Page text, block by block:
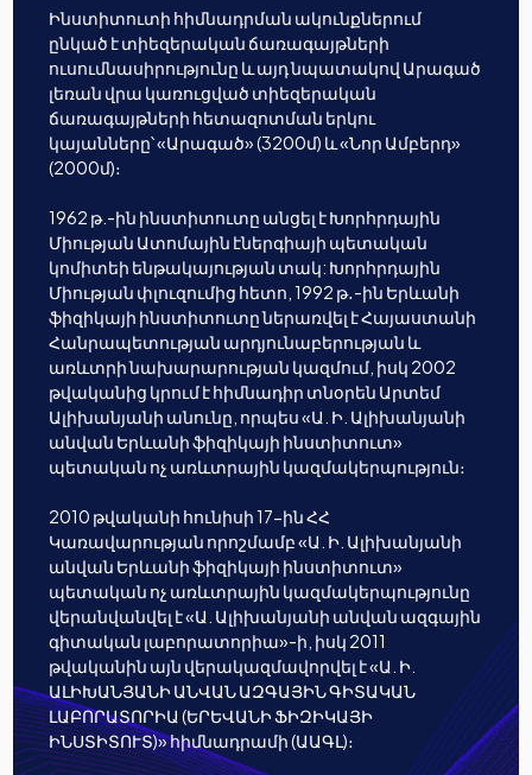
Ինստիտուտի հիմնադրման ակունքներում
ընկած է տիեզերական ճառագայթների
ուսումնասիրությունը և այդ նպատակով Արագած
լեռան վրա կառուցված տիեզերական
ճառագայթների հետազոտման երկու
կայանները՝ «Արագած» (3200մ) և «Նոր Ամբերդ»
(2000մ)։
1962 թ.-ին ինստիտուտը անցել է Խորհրդային
Միության Ատոմային էներգիայի պետական
կոմիտեի ենթակայության տակ: Խորհրդային
Միության փլուզումից հետո, 1992 թ․-ին Երևանի
ֆիզիկայի ինստիտուտը ներառվել է Հայաստանի
Հանրապետության արդյունաբերության և
առևտրի նախարարության կազմում, իսկ 2002
թվականից կրում է հիմնադիր տնօրեն Արտեմ
Ալիխանյանի անունը, որպես «Ա. Ի. Ալիխանյանի
անվան Երևանի ֆիզիկայի ինստիտուտ»
պետական ոչ առևտրային կազմակերպություն։
2010 թվականի հունիսի 17-ին ՀՀ
Կառավարության որոշմամբ «Ա. Ի. Ալիխանյանի
անվան Երևանի ֆիզիկայի ինստիտուտ»
պետական ոչ առևտրային կազմակերպությունը
վերանվանվել է «Ա. Ալիխանյանի անվան ազգային
գիտական լաբորատորիա»-ի, իսկ 2011
թվականին այն վերակազմավորվել է «Ա. Ի.
ԱԼԻԽԱՆՅԱՆԻ ԱՆՎԱՆ ԱԶԳԱՅԻՆ ԳԻՏԱԿԱՆ
ԼԱԲՈՐԱՏՈՐԻԱ (ԵՐԵՎԱՆԻ ՖԻԶԻԿԱՅԻ
ԻՆՍՏԻՏՈՒՏ)» հիմնադրամի (ԱԱԳԼ)։